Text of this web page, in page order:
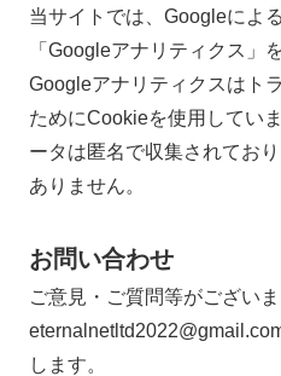
当サイトでは、Googleによ
「Googleアナリティクス」
Googleアナリティクスはト
ためにCookieを使用してい
ータは匿名で収集されてお
ありません。
お問い合わせ
ご意見・ご質問等がございま
します。